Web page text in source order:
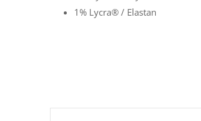
1% Lycra® / Elastan